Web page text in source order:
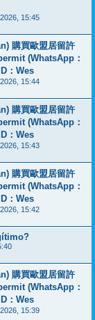
15:45
購買歐盟居留許
(WhatsApp：
：Wes
15:44
購買歐盟居留許
(WhatsApp：
：Wes
15:43
購買歐盟居留許
(WhatsApp：
：Wes
15:42
購買歐盟居留許
(WhatsApp：
：Wes
15:39